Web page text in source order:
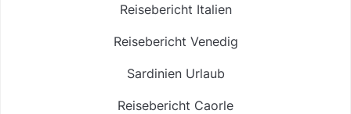
Reisebericht Italien
Reisebericht Venedig
Sardinien Urlaub
Reisebericht Caorle